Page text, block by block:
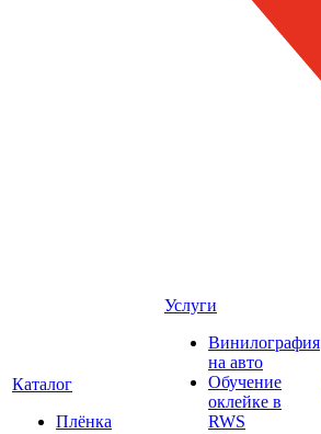
Каталог
Плёнка
Услуги
Винилография
на авто
Обучение
оклейке в
RWS